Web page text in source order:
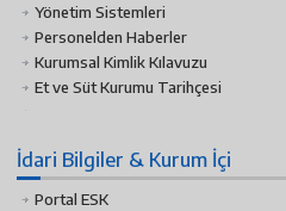
Yönetim Sistemleri
Personelden Haberler
Kurumsal Kimlik Kılavuzu
Et ve Süt Kurumu Tarihçesi
İdari Bilgiler & Kurum İçi
Portal ESK